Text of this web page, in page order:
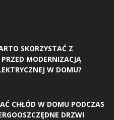
SKORZYSTAĆ Z
MODERNIZACJĄ
W DOMU?
CHŁÓD W DOMU PODCZAS
DRZWI